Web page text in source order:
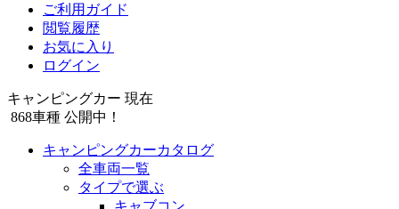
ご利用ガイド
閲覧履歴
お気に入り
ログイン
キャンピングカー 現在
868車種 公開中！
キャンピングカーカタログ
全車両一覧
タイプで選ぶ
キャブコン